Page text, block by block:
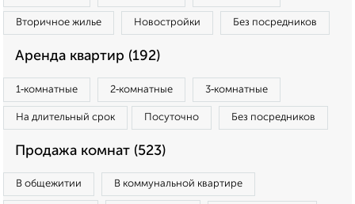
Вторичное жилье Новостройки Без посредников
Аренда квартир (192)
1‑комнатные 2‑комнатные 3‑комнатные
На длительный срок Посуточно Без посредников
Продажа комнат (523)
В общежитии В коммунальной квартире